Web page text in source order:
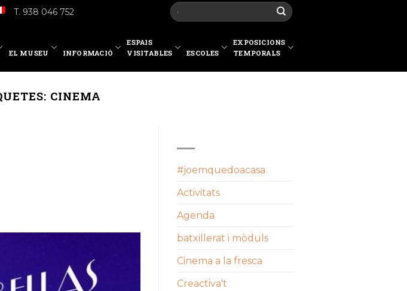
T. 938 046 752
EL MUSEU INFORMACIÓ
ESPAIS
VISITABLES
ESCOLES
EXPOSICIONS
TEMPORALS
CINEMA
#joemquedoacasa
Activitats
Agenda
batxillerat i mòduls
Cinema a la fresca
Creactiva't